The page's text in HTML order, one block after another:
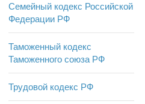
Семейный кодекс Российской
Федерации РФ
Таможенный кодекс
Таможенного союза РФ
Трудовой кодекс РФ